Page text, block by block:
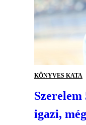
KÖNYVES KATA
igazi,